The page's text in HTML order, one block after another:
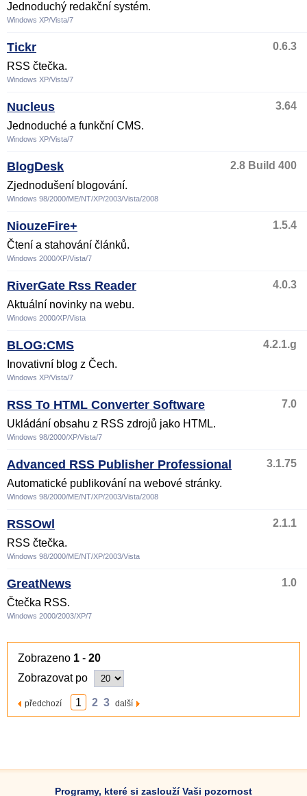
Jednoduchý redakční systém.
Windows XP/Vista/7
Tickr
0.6.3
RSS čtečka.
Windows XP/Vista/7
Nucleus
3.64
Jednoduché a funkční CMS.
Windows XP/Vista/7
BlogDesk
2.8 Build 400
Zjednodušení blogování.
Windows 98/2000/ME/NT/XP/2003/Vista/2008
NiouzeFire+
1.5.4
Čtení a stahování článků.
Windows 2000/XP/Vista/7
RiverGate Rss Reader
4.0.3
Aktuální novinky na webu.
Windows 2000/XP/Vista
BLOG:CMS
4.2.1.g
Inovativní blog z Čech.
Windows XP/Vista/7
RSS To HTML Converter Software
7.0
Ukládání obsahu z RSS zdrojů jako HTML.
Windows 98/2000/XP/Vista/7
Advanced RSS Publisher Professional
3.1.75
Automatické publikování na webové stránky.
Windows 98/2000/ME/NT/XP/2003/Vista/2008
RSSOwl
2.1.1
RSS čtečka.
Windows 98/2000/ME/NT/XP/2003/Vista
GreatNews
1.0
Čtečka RSS.
Windows 2000/2003/XP/7
Zobrazeno 1 - 20
Zobrazovat po
předchozí 1 2 3 další
Programy, které si zaslouží Vaši pozornost